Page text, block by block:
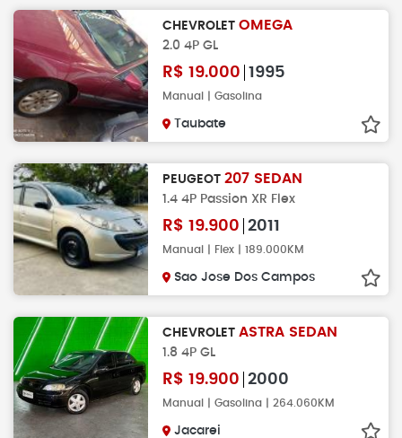
CHEVROLET OMEGA
2.0 4P GL
R$ 19.000 1995
Manual | Gasolina
Taubate
PEUGEOT 207 SEDAN
1.4 4P Passion XR Flex
R$ 19.900 2011
Manual | Flex | 189.000KM
Sao Jose Dos Campos
CHEVROLET ASTRA SEDAN
1.8 4P GL
R$ 19.900 2000
Manual | Gasolina | 264.060KM
Jacarei